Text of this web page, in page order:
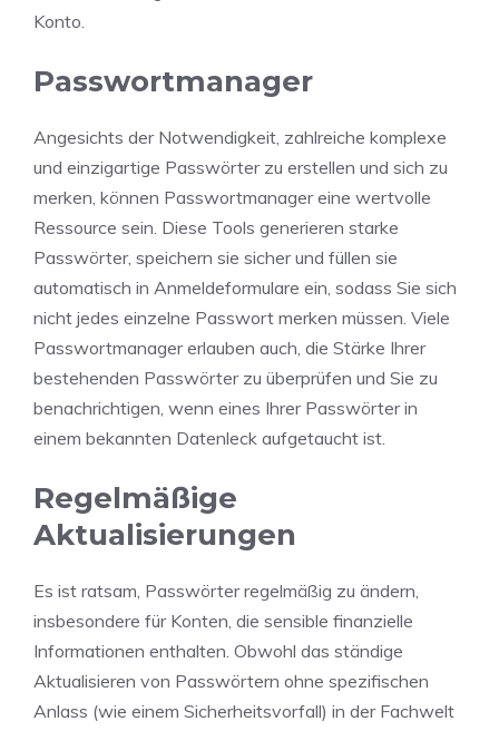
Konto.
Passwortmanager
Angesichts der Notwendigkeit, zahlreiche komplexe
und einzigartige Passwörter zu erstellen und sich zu
merken, können Passwortmanager eine wertvolle
Ressource sein. Diese Tools generieren starke
Passwörter, speichern sie sicher und füllen sie
automatisch in Anmeldeformulare ein, sodass Sie sich
nicht jedes einzelne Passwort merken müssen. Viele
Passwortmanager erlauben auch, die Stärke Ihrer
bestehenden Passwörter zu überprüfen und Sie zu
benachrichtigen, wenn eines Ihrer Passwörter in
einem bekannten Datenleck aufgetaucht ist.
Regelmäßige
Aktualisierungen
Es ist ratsam, Passwörter regelmäßig zu ändern,
insbesondere für Konten, die sensible finanzielle
Informationen enthalten. Obwohl das ständige
Aktualisieren von Passwörtern ohne spezifischen
Anlass (wie einem Sicherheitsvorfall) in der Fachwelt